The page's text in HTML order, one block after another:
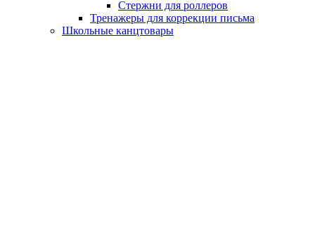
Стержни для роллеров
Тренажеры для коррекции письма
Школьные канцтовары